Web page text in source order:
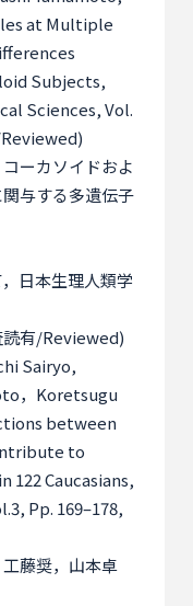
at Multiple
Subjects,
Sciences, Vol.
ーカソイドおよ
与する多遺伝子
日本生理人類学
有/Reviewed)
Sairyo,
， Koretsugu
between
to
122 Caucasians,
Pp. 169–178,
藤奨，山本卓